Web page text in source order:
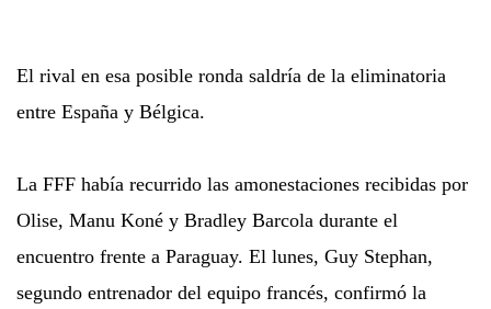
El rival en esa posible ronda saldría de la eliminatoria
entre España y Bélgica.
La FFF había recurrido las amonestaciones recibidas por
Olise, Manu Koné y Bradley Barcola durante el
encuentro frente a Paraguay. El lunes, Guy Stephan,
segundo entrenador del equipo francés, confirmó la